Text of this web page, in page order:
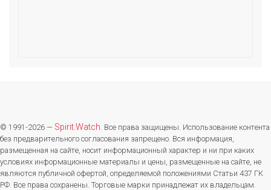
© 1991-2026 — Spirit.Watch . Все права защищены. Использование контента
без предварительного согласования запрещено. Вся информация,
размещенная на сайте, носит информационный характер и ни при каких
условиях информационные материалы и цены, размещенные на сайте, не
являются публичной офертой, определяемой положениями Статьи 437 ГК
РФ. Все права сохранены. Торговые марки принадлежат их владельцам.